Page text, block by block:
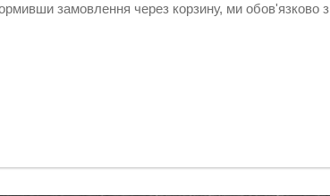
замовлення через корзину, ми обов'язково з